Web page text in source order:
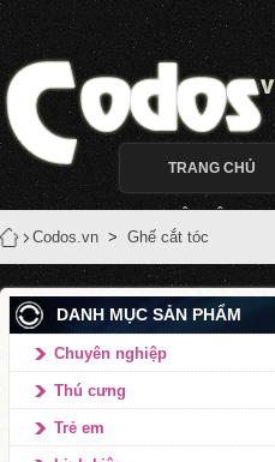
TRANG CHỦ
Codos.vn > Ghế cắt tóc
DANH MỤC SẢN PHẨM
Chuyên nghiệp
Thú cưng
Trẻ em